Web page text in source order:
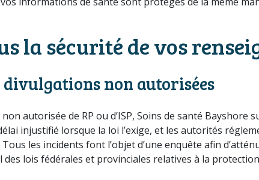
la sécurité de vos
divulgations non autorisées
autorisée de RP ou d’ISP, Soins de santé Bayshore
injustifié lorsque la loi l’exige, et les autorités
les incidents font l’objet d’une enquête afin
lois fédérales et provinciales relatives à la